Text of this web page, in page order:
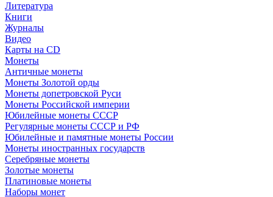
Литература
Книги
Журналы
Видео
Карты на CD
Монеты
Античные монеты
Монеты Золотой орды
Монеты допетровской Руси
Монеты Российской империи
Юбилейные монеты СССР
Регулярные монеты СССР и РФ
Юбилейные и памятные монеты России
Монеты иностранных государств
Серебряные монеты
Золотые монеты
Платиновые монеты
Наборы монет